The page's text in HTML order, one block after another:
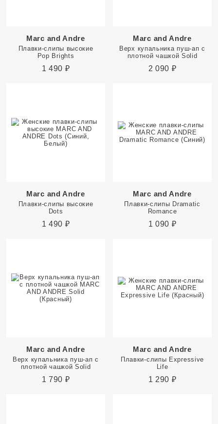
Marc and Andre
Плавки-слипы высокие
Pop Brights
1 490 ₽
Marc and Andre
Верх купальника пуш-ап с
плотной чашкой Solid
2 090 ₽
Marc and Andre
Плавки-слипы высокие
Dots
1 490 ₽
Marc and Andre
Плавки-слипы Dramatic
Romance
1 090 ₽
Marc and Andre
Верх купальника пуш-ап с
плотной чашкой Solid
1 790 ₽
Marc and Andre
Плавки-слипы Expressive
Life
1 290 ₽